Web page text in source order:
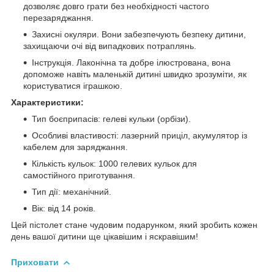
дозволяє довго грати без необхідності частого
перезаряджання.
Захисні окуляри. Вони забезпечують безпеку дитини,
захищаючи очі від випадкових потраплянь.
Інструкція. Лаконічна та добре ілюстрована, вона
допоможе навіть маленькій дитині швидко зрозуміти, як
користуватися іграшкою.
Характеристики:
Тип боєприпасів: гелеві кульки (орбізи).
Особливі властивості: лазерний приціл, акумулятор із
кабелем для заряджання.
Кількість кульок: 1000 гелевих кульок для
самостійного приготування.
Тип дії: механічний.
Вік: від 14 років.
Цей пістолет стане чудовим подарунком, який зробить кожен
день вашої дитини ще цікавішим і яскравішим!
Приховати